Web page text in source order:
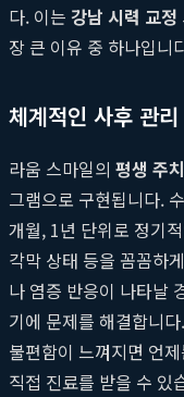
다. 이는 강남 시력 교정
장 큰 이유 중 하나입니
체계적인 사후 관
라움 스마일의 평생 주
그램으로 구현됩니다.
개월, 1년 단위로 정기
각막 상태 등을 꼼꼼하
나 염증 반응이 나타날
기에 문제를 해결합니
불편함이 느껴지면 언
직접 진료를 받을 수 있